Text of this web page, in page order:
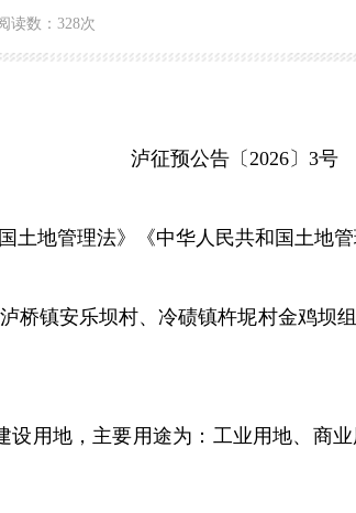
读数： 328次
泸征预公告〔2026〕3号
土地管理法》 《中华人民共和国土地
桥镇安乐坝村、冷碛镇杵坭村金鸡坝
设用地，主要用途为： 工业用地、商